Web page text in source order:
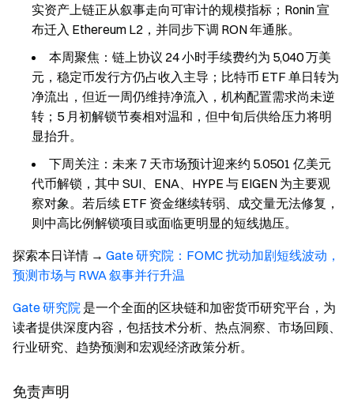
实资产上链正从叙事走向可审计的规模指标；Ronin 宣
布迁入 Ethereum L2，并同步下调 RON 年通胀。
本周聚焦：链上协议 24 小时手续费约为 5,040 万美
元，稳定币发行方仍占收入主导；比特币 ETF 单日转为
净流出，但近一周仍维持净流入，机构配置需求尚未逆
转；5 月初解锁节奏相对温和，但中旬后供给压力将明
显抬升。
下周关注：未来 7 天市场预计迎来约 5.0501 亿美元
代币解锁，其中 SUI、ENA、HYPE 与 EIGEN 为主要观
察对象。若后续 ETF 资金继续转弱、成交量无法修复，
则中高比例解锁项目或面临更明显的短线抛压。
探索本日详情 → Gate 研究院：FOMC 扰动加剧短线波动，
预测市场与 RWA 叙事并行升温
Gate 研究院 是一个全面的区块链和加密货币研究平台，为
读者提供深度内容，包括技术分析、热点洞察、市场回顾、
行业研究、趋势预测和宏观经济政策分析。
免责声明